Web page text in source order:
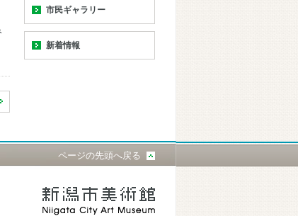
市民ギャラリー
新着情報
ページの先頭へ戻る